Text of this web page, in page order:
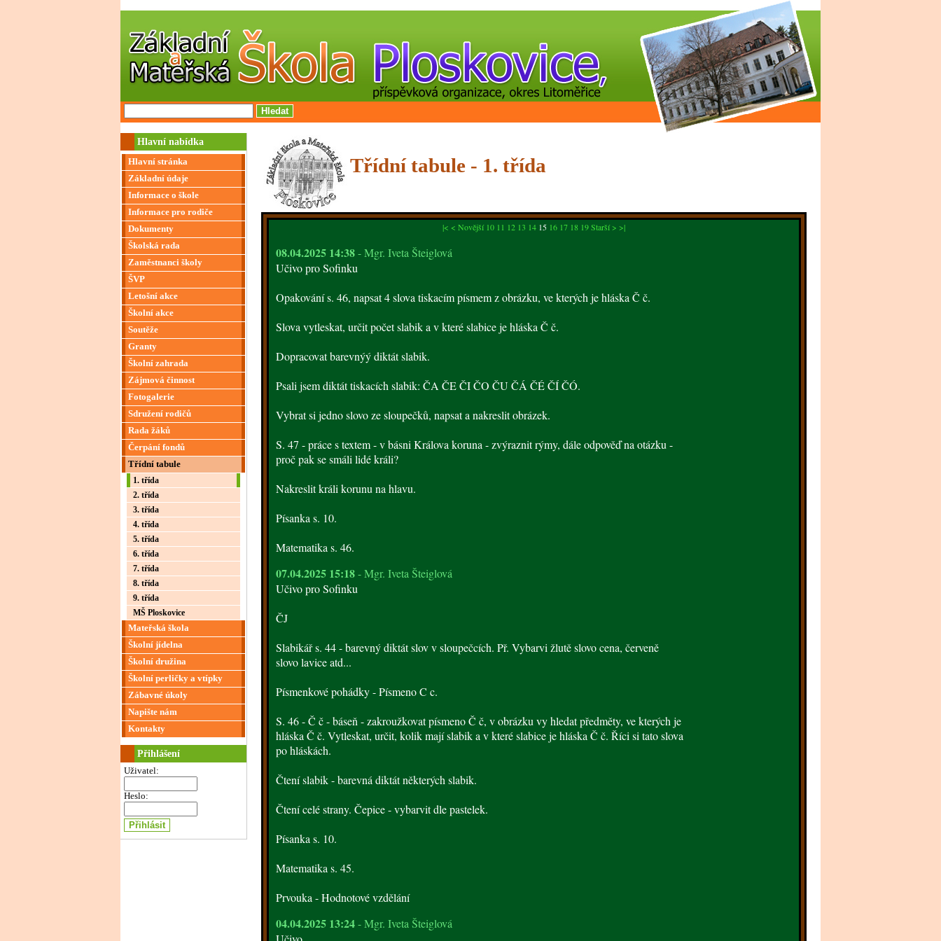
Hlavní nabídka
Hlavní stránka
Základní údaje
Informace o škole
Informace pro rodiče
Dokumenty
Školská rada
Zaměstnanci školy
ŠVP
Letošní akce
Školní akce
Soutěže
Granty
Školní zahrada
Zájmová činnost
Fotogalerie
Sdružení rodičů
Rada žáků
Čerpání fondů
Třídní tabule
1. třída
2. třída
3. třída
4. třída
5. třída
6. třída
7. třída
8. třída
9. třída
MŠ Ploskovice
Mateřská škola
Školní jídelna
Školní družina
Školní perličky a vtípky
Zábavné úkoly
Napište nám
Kontakty
Přihlášení
Uživatel:
Heslo:
Třídní tabule - 1. třída
|< < Novější 10 11 12 13 14 15 16 17 18 19 Starší > >|
08.04.2025 14:38- Mgr. Iveta Šteiglová
Učivo pro Sofinku
Opakování s. 46, napsat 4 slova tiskacím písmem z obrázku, ve kterých je hláska Č č.
Slova vytleskat, určit počet slabik a v které slabice je hláska Č č.
Dopracovat barevnýý diktát slabik.
Psali jsem diktát tiskacích slabik: ČA ČE ČI ČO ČU ČÁ ČÉ ČÍ ČÓ.
Vybrat si jedno slovo ze sloupečků, napsat a nakreslit obrázek.
S. 47 - práce s textem - v básni Králova koruna - zvýraznit rýmy, dále odpověď na otázku -
proč pak se smáli lidé králi?
Nakreslit králi korunu na hlavu.
Písanka s. 10.
Matematika s. 46.
07.04.2025 15:18- Mgr. Iveta Šteiglová
Učivo pro Sofinku
ČJ
Slabikář s. 44 - barevný diktát slov v sloupečcích. Př. Vybarvi žlutě slovo cena, červeně
slovo lavice atd...
Písmenkové pohádky - Písmeno C c.
S. 46 - Č č - báseň - zakroužkovat písmeno Č č, v obrázku vy hledat předměty, ve kterých je
hláska Č č. Vytleskat, určit, kolik mají slabik a v které slabice je hláska Č č. Říci si tato slova
po hláskách.
Čtení slabik - barevná diktát některých slabik.
Čtení celé strany. Čepice - vybarvit dle pastelek.
Písanka s. 10.
Matematika s. 45.
Prvouka - Hodnotové vzdělání
04.04.2025 13:24- Mgr. Iveta Šteiglová